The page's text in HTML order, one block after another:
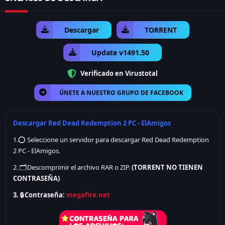
Descargar Red Dead Redemption 2 para PC te brinda la
oportunidad de sumergirte en una experiencia de juego
inolvidable en el Salvaje Oeste. Con una historia emocionante,
un mundo abierto detallado y una jugabilidad envolvente, este
juego sigue siendo uno de los favoritos entre los aficionados a
los videojuegos. ¡Prepárate para vivir aventuras épicas en Red
Dead Redemption 2!
Descargar TORRENT
Update v1491.50
Verificado en Virustotal
ÚNETE A NUESTRO GRUPO DE FACEBOOK
Descargar Red Dead Redemption 2 PC - ElAmigos
1.⭕ Seleccione un servidor para descargar Red Dead Redemption
2 PC - ElAmigos.
2. 🗂️ Descomprimir el archivo RAR o ZIP.(TORRENT NO TIENEN
CONTRASEÑA)
3. 🔒 Contraseña: megafire.net